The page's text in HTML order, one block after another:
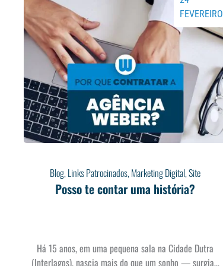
Blog,Links Patrocinados,Marketing Digital,Site
Posso te contar uma história?
FEVEREIRO
Há 15 anos, em uma pequena sala na Cidade Dutra
(Interlagos), nascia mais do que um sonho — surgia…